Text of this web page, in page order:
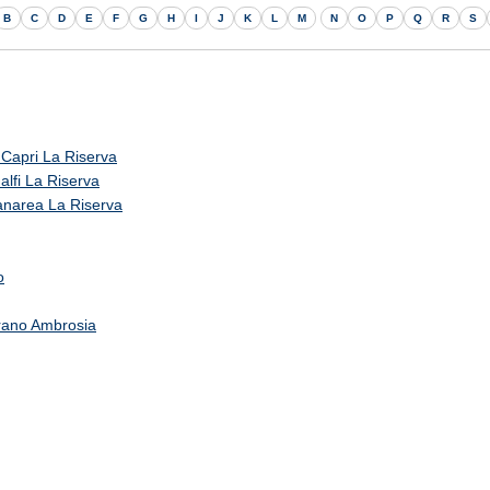
B C D E F G H I J K L M N O P Q R S
La Riserva
La Riserva
La Riserva
Ambrosia